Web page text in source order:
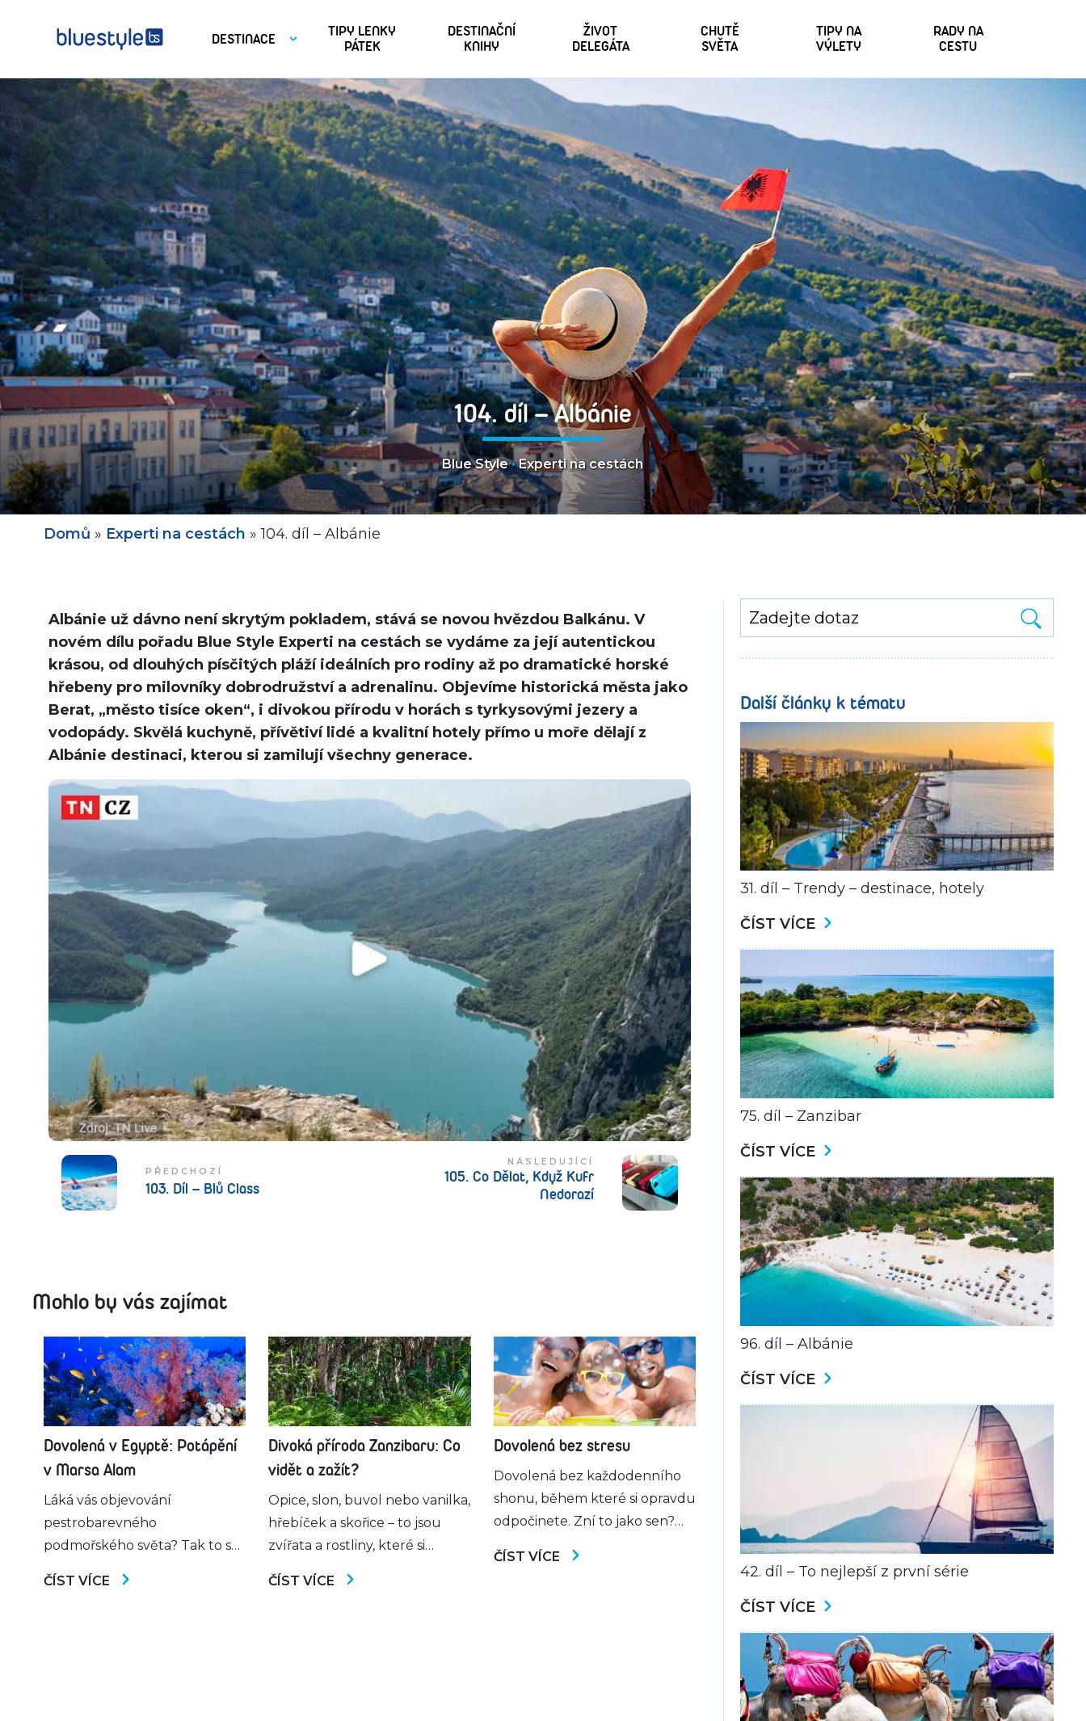
DESTINACE
TIPY LENKY
PÁTEK
DESTINAČNÍ
KNIHY
ŽIVOT
DELEGÁTA
CHUTĚ
SVĚTA
TIPY NA
VÝLETY
RADY NA
CESTU
104. díl – Albánie
Blue Style•Experti na cestách
Domů » Experti na cestách »104. díl – Albánie
Albánie už dávno není skrytým pokladem, stává se novou hvězdou Balkánu. V
novém dílu pořadu Blue Style Experti na cestách se vydáme za její autentickou
krásou, od dlouhých písčitých pláží ideálních pro rodiny až po dramatické horské
hřebeny pro milovníky dobrodružství a adrenalinu. Objevíme historická města jako
Berat, „město tisíce oken“, i divokou přírodu v horách s tyrkysovými jezery a
vodopády. Skvělá kuchyně, přívětiví lidé a kvalitní hotely přímo u moře dělají z
Albánie destinaci, kterou si zamilují všechny generace.
PŘEDCHOZÍ
103. Díl – Blů Class
NÁSLEDUJÍCÍ
105. Co Dělat, Když Kufr
Nedorazí
Mohlo by vás zajímat
Dovolená v Egyptě: Potápění
v Marsa Alam
Láká vás objevování
pestrobarevného
podmořského světa? Tak to se
Marsa Alam, egyptského
ČÍST VÍCE
Divoká příroda Zanzibaru: Co
vidět a zažít?
Opice, slon, buvol nebo vanilka,
hřebíček a skořice – to jsou
zvířata a rostliny, které si
se řekne fauna a flóra
ČÍST VÍCE
Dovolená bez stresu
Dovolená bez každodenního
shonu, během které si opravdu
odpočinete. Zní to jako sen?
pro vás ověřené tipy, jak děti na
ČÍST VÍCE
Další články k tématu
31. díl – Trendy – destinace, hotely
ČÍST VÍCE
75. díl – Zanzibar
ČÍST VÍCE
96. díl – Albánie
ČÍST VÍCE
42. díl – To nejlepší z první série
ČÍST VÍCE